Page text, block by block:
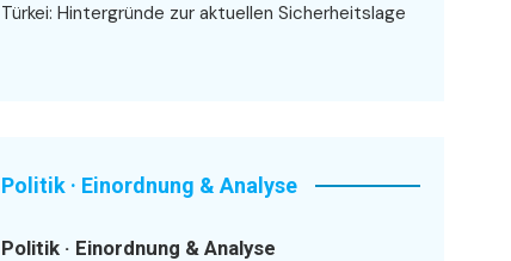
Türkei: Hintergründe zur aktuellen Sicherheitslage
Politik · Einordnung & Analyse
Politik · Einordnung & Analyse